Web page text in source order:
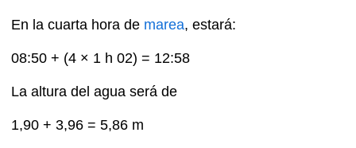
En la cuarta hora de marea, estará:
08:50 + (4 × 1 h 02) = 12:58
La altura del agua será de
1,90 + 3,96 = 5,86 m